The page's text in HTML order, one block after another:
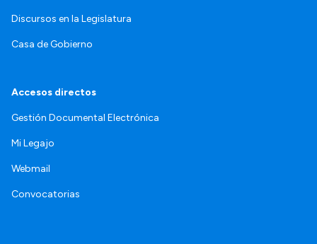
Discursos en la Legislatura
Casa de Gobierno
Accesos directos
Gestión Documental Electrónica
Mi Legajo
Webmail
Convocatorias